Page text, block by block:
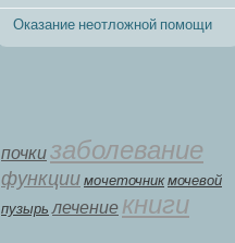
Оказание неотложной помощи
почкизаболевание
функции мοчеточник мочевой
пузырь лечение книги